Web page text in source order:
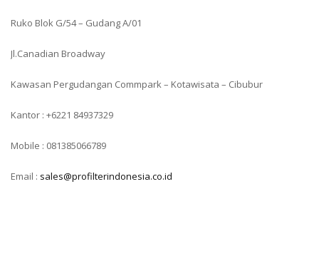
Ruko Blok G/54 – Gudang A/01
Jl.Canadian Broadway
Kawasan Pergudangan Commpark – Kotawisata – Cibubur
Kantor : +6221 84937329
Mobile : 081385066789
Email : sales@profilterindonesia.co.id